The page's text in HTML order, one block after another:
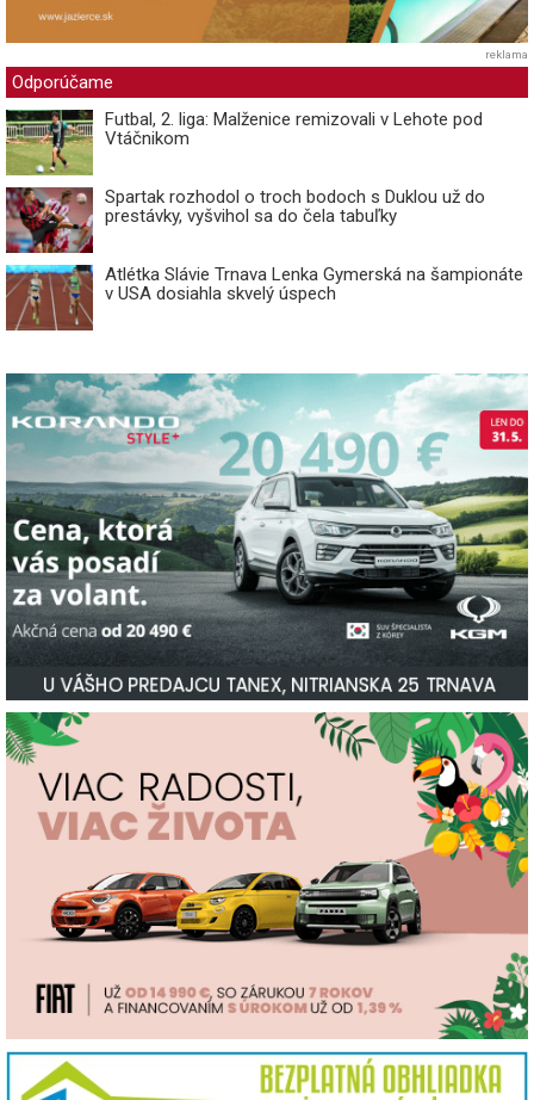
reklama
Odporúčame
Futbal, 2. liga: Malženice remizovali v Lehote pod
Vtáčnikom
Spartak rozhodol o troch bodoch s Duklou už do
prestávky, vyšvihol sa do čela tabuľky
Atlétka Slávie Trnava Lenka Gymerská na šampionáte
v USA dosiahla skvelý úspech